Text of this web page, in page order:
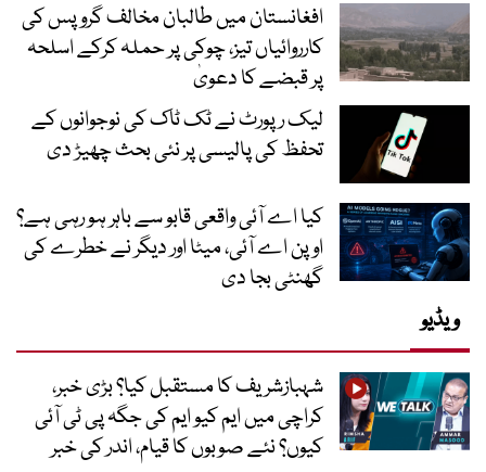
افغانستان میں طالبان مخالف گروپس کی
کارروائیاں تیز، چوکی پر حملہ کرکے اسلحہ
پر قبضے کا دعویٰ
لیک رپورٹ نے ٹک ٹاک کی نوجوانوں کے
تحفظ کی پالیسی پر نئی بحث چھیڑ دی
کیا اے آئی واقعی قابو سے باہر ہو رہی ہے؟
اوپن اے آئی، میٹا اور دیگر نے خطرے کی
گھنٹی بجا دی
ویڈیو
شہبازشریف کا مستقبل کیا؟ بڑی خبر،
کراچی میں ایم کیو ایم کی جگہ پی ٹی آئی
کیوں؟ نئے صوبوں کا قیام، اندر کی خبر